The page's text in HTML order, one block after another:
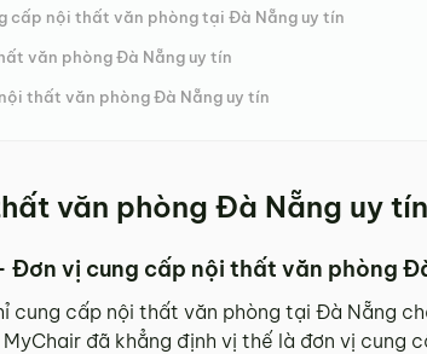
cấp nội thất văn phòng tại Đà Nẵng uy tín
văn phòng Đà Nẵng uy tín
thất văn phòng Đà Nẵng uy tín
văn phòng Đà Nẵng uy
Đơn vị cung cấp nội thất văn phòng
cung cấp nội thất văn phòng tại Đà Nẵng
đã khẳng định vị thế là đơn vị